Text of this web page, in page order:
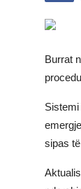
SHENDETIBurrat
sipas